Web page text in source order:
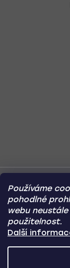
Používáme
pohodlné
webu
použitelnost.
Další
Online